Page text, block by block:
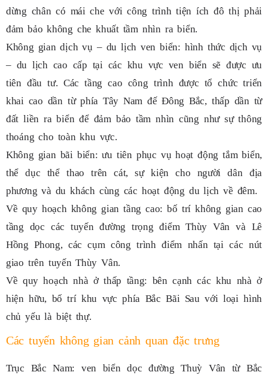
dừng chân có mái che với công trình tiện ích đô thị phải
đảm bảo không che khuất tầm nhìn ra biển.
Không gian dịch vụ – du lịch ven biển: hình thức dịch vụ
– du lịch cao cấp tại các khu vực ven biển sẽ được ưu
tiên đầu tư. Các tầng cao công trình được tổ chức triển
khai cao dần từ phía Tây Nam đế Đông Bắc, thấp dần từ
đất liền ra biển để đảm bảo tầm nhìn cũng như sự thông
thoáng cho toàn khu vực.
Không gian bãi biển: ưu tiên phục vụ hoạt động tắm biển,
thể dục thể thao trên cát, sự kiện cho người dân địa
phương và du khách cùng các hoạt động du lịch về đêm.
Về quy hoạch không gian tầng cao: bố trí không gian cao
tầng dọc các tuyến đường trọng điểm Thùy Vân và Lê
Hồng Phong, các cụm công trình điểm nhấn tại các nút
giao trên tuyến Thùy Vân.
Về quy hoạch nhà ở thấp tầng: bên cạnh các khu nhà ở
hiện hữu, bố trí khu vực phía Bắc Bãi Sau với loại hình
chủ yếu là biệt thự.
Các tuyến không gian cảnh quan đặc trưng
Trục Bắc Nam: ven biển dọc đường Thuỳ Vân từ Bắc